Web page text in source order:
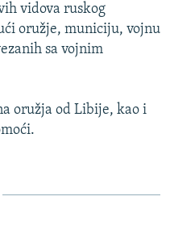
vidova ruskog
oružje, municiju, vojnu
sa vojnim
oružja od Libije, kao i